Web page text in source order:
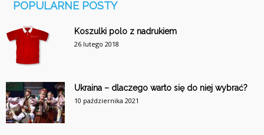
POPULARNE POSTY
Koszulki polo z nadrukiem
26 lutego 2018
Ukraina – dlaczego warto się do niej wybrać?
10 października 2021